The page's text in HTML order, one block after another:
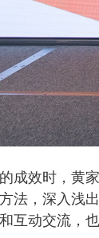
成效时，黄
法，深入浅
互动交流，